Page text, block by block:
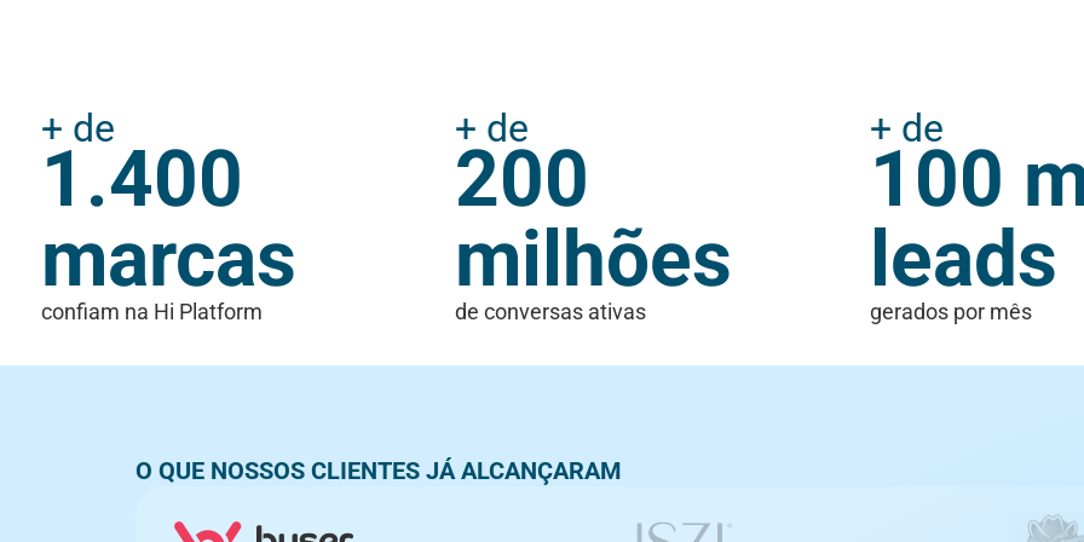
+ de
1.400
marcas
confiam na Hi Platform
+ de
200
milhões
de conversas ativas
+ de
100
leads
gerados por mês
O QUE NOSSOS CLIENTES JÁ ALCANÇARAM